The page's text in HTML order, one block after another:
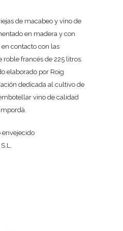
de macabeo y vino de
en madera y con
contacto con las
roble francés de 225 litros.
elaborado por Roig
dedicada al cultivo de
vino de calidad
envejecido